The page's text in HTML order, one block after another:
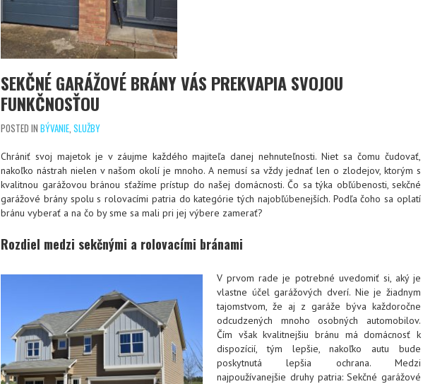
SEKČNÉ GARÁŽOVÉ BRÁNY VÁS PREKVAPIA SVOJOU
FUNKČNOSŤOU
POSTED IN BÝVANIE, SLUŽBY
Chrániť svoj majetok je v záujme každého majiteľa danej nehnuteľnosti. Niet sa čomu čudovať,
nakoľko nástrah nielen v našom okolí je mnoho. A nemusí sa vždy jednať len o zlodejov, ktorým s
kvalitnou garážovou bránou sťažíme prístup do našej domácnosti. Čo sa týka obľúbenosti, sekčné
garážové brány spolu s rolovacími patria do kategórie tých najobľúbenejších. Podľa čoho sa oplatí
bránu vyberať a na čo by sme sa mali pri jej výbere zamerať?
Rozdiel medzi sekčnými a rolovacími bránami
V prvom rade je potrebné uvedomiť si, aký je
vlastne účel garážových dverí. Nie je žiadnym
tajomstvom, že aj z garáže býva každoročne
odcudzených mnoho osobných automobilov.
Čím však kvalitnejšiu bránu má domácnosť k
dispozícií, tým lepšie, nakoľko autu bude
poskytnutá lepšia ochrana. Medzi
najpoužívanejšie druhy patria: Sekčné garážové